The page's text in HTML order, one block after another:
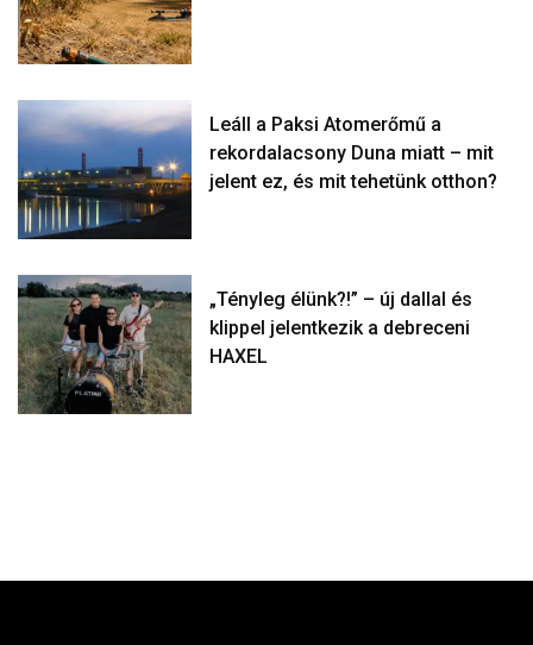
Leáll a Paksi Atomerőmű a
rekordalacsony Duna miatt – mit
jelent ez, és mit tehetünk otthon?
„Tényleg élünk?!” – új dallal és
klippel jelentkezik a debreceni
HAXEL